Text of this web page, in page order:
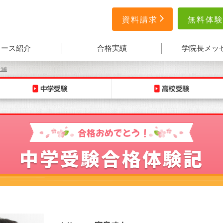
資料請求 無料体験
ス紹介 合格実績 学院長メッ
編
合格おめでとう！
中学受験合格体験記